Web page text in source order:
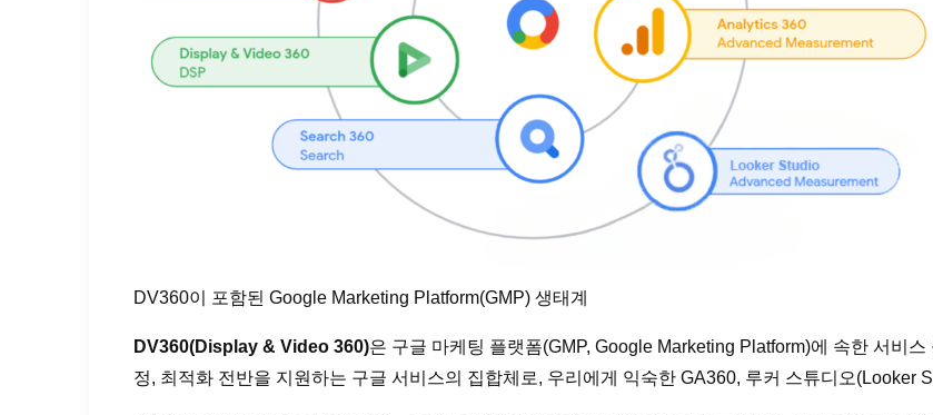
DV360이 포함된 Google Marketing Platform(GMP) 생태계
DV360(Display & Video 360)은 구글 마케팅 플랫폼(GMP, Google Marketing Platform)에 속한 서비
정, 최적화 전반을 지원하는 구글 서비스의 집합체로, 우리에게 익숙한 GA360, 루커 스튜디오(Looker